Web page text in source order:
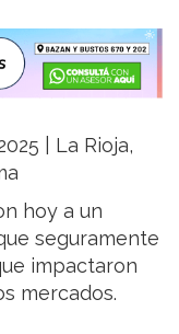
| La Rioja,
hoy a un
seguramente
impactaron
mercados.